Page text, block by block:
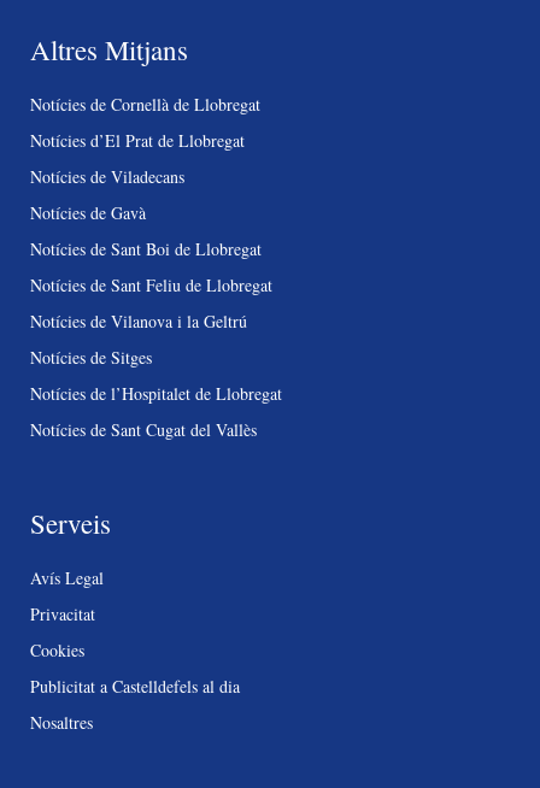
Altres Mitjans
Notícies de Cornellà de Llobregat
Notícies d’El Prat de Llobregat
Notícies de Viladecans
Notícies de Gavà
Notícies de Sant Boi de Llobregat
Notícies de Sant Feliu de Llobregat
Notícies de Vilanova i la Geltrú
Notícies de Sitges
Notícies de l’Hospitalet de Llobregat
Notícies de Sant Cugat del Vallès
Serveis
Avís Legal
Privacitat
Cookies
Publicitat a Castelldefels al dia
Nosaltres